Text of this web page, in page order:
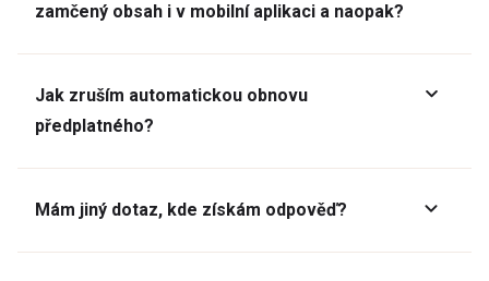
zamčený obsah i v mobilní aplikaci a naopak?
Jak zruším automatickou obnovu
předplatného?
Mám jiný dotaz, kde získám odpověď?